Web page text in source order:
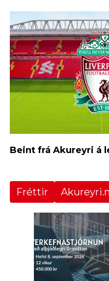
Beint frá Akureyri á
Fréttir